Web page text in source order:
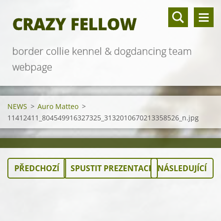
CRAZY FELLOW
border collie kennel & dogdancing team
webpage
NEWS > Auro Matteo >
11412411_804549916327325_3132010670213358526_n.jpg
PŘEDCHOZÍ SPUSTIT PREZENTACI NÁSLEDUJÍCÍ